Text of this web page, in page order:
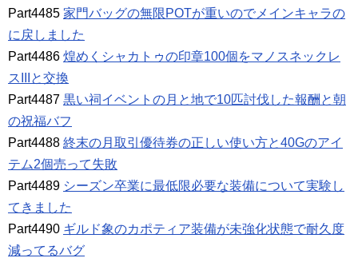
Part4485 家門バッグの無限POTが重いのでメインキャラの
に戻しました
Part4486 煌めくシャカトゥの印章100個をマノスネックレ
スIIIと交換
Part4487 黒い祠イベントの月と地で10匹討伐した報酬と朝
の祝福バフ
Part4488 終末の月取引優待券の正しい使い方と40Gのアイ
テム2個売って失敗
Part4489 シーズン卒業に最低限必要な装備について実験し
てきました
Part4490 ギルド象のカポティア装備が未強化状態で耐久度
減ってるバグ